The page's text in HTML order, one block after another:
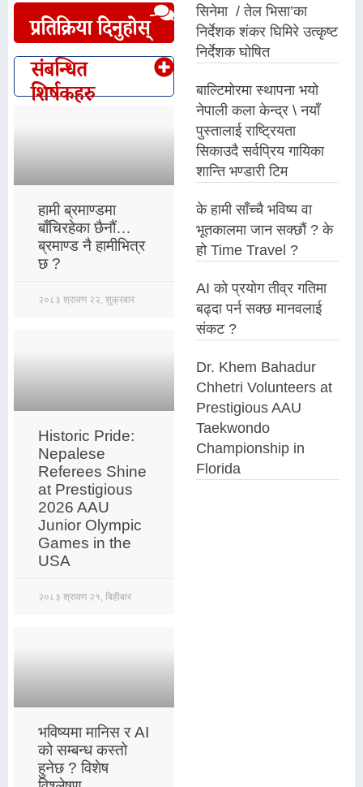
प्रतिक्रिया दिनुहोस्
संबन्धित
शिर्षकहरु
हामी ब्रमाण्डमा
बाँचिरहेका छैनौं…
ब्रमाण्ड नै हामीभित्र
छ ?
२०८३ श्रावण २२, शुक्रबार
Historic Pride:
Nepalese
Referees Shine
at Prestigious
2026 AAU
Junior Olympic
Games in the
USA
२०८३ श्रावण २१, बिहीबार
भविष्यमा मानिस र AI
को सम्बन्ध कस्तो
हुनेछ ? विशेष
सिनेमा / तेल भिसा’का
निर्देशक शंकर घिमिरे उत्कृष्ट
निर्देशक घोषित
बाल्टिमोरमा स्थापना भयो
नेपाली कला केन्द्र \ नयाँ
पुस्तालाई राष्ट्रियता
सिकाउदै सर्वप्रिय गायिका
शान्ति भण्डारी टिम
के हामी साँच्चै भविष्य वा
भूतकालमा जान सक्छौं ? के
हो Time Travel ?
AI को प्रयोग तीव्र गतिमा
बढ्दा पर्न सक्छ मानवलाई
संकट ?
Dr. Khem Bahadur
Chhetri Volunteers at
Prestigious AAU
Taekwondo
Championship in
Florida